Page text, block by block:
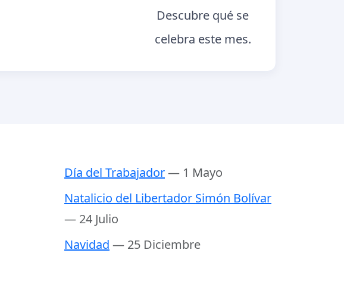
Descubre qué se
celebra este mes.
Día del Trabajador— 1 Mayo
Natalicio del Libertador Simón Bolívar
— 24 Julio
Navidad — 25 Diciembre